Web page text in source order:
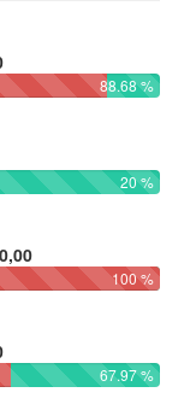
88.68 %
20 %
100 %
67.97 %